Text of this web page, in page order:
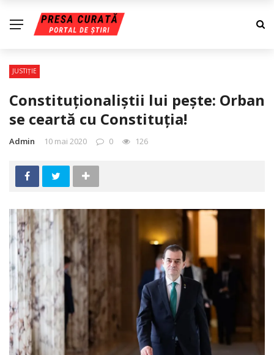
JUSTIŢIE
Constituţionaliştii lui peşte: Orban
se ceartă cu Constituţia!
Admin 10 mai 2020 0 126